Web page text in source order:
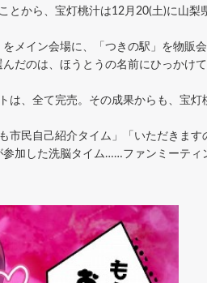
から、宝灯桃汁は12月20(土)に山梨
メイン会場に、「つきの駅」を物販
だのは、ほうとうの名前にひっかけ
、全て完売。その成果からも、宝灯
民自己紹介タイム」「いただきま
加した洗脳タイム……ファンミーティ